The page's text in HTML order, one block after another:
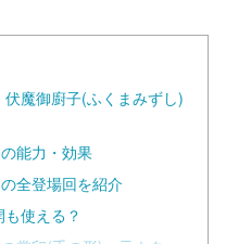
伏魔御廚子(ふくまみずし)
能力・効果
全登場回を紹介
も使える？